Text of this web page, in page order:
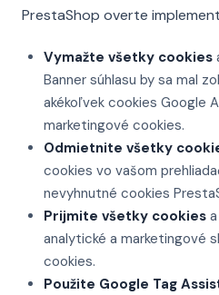
PrestaShop overte
Vymažte všetky cookies
Banner súhlasu by sa mal
akékoľvek cookies Google
marketingové cookies.
Odmietnite všetky
cookies vo vašom
nevyhnutné cookies
Prijmite všetky cookies
analytické a marketingové
cookies.
Použite Google Tag